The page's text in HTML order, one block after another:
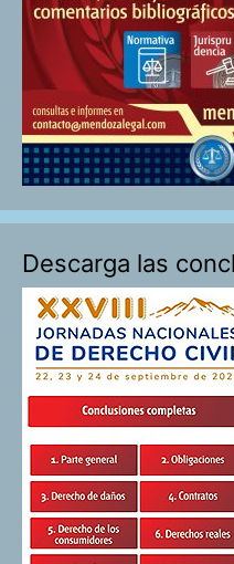
Descarga las